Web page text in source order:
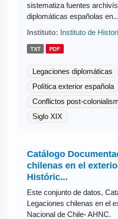
sistematiza fuentes
diplomáticas españolas en...
Instituto: Instituto de
TXT PDF
Legaciones diplomáticas
Política exterior española
Conflictos post-
Siglo XIX
Catálogo
chilenas en el
Históric...
Este conjunto de datos,
Legaciones chilenas en el
Nacional de Chile- AHNC.